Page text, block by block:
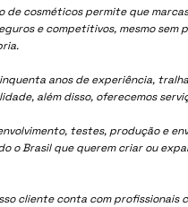
de cosméticos permite que
e competitivos, mesmo sem
anos de experiência,
além disso, oferecemos
testes, produção e
o Brasil que querem criar ou
cliente conta com profissionais